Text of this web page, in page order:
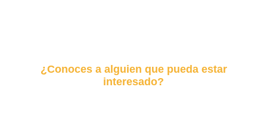
¿Conoces a alguien que pueda estar
interesado?